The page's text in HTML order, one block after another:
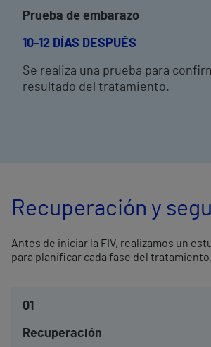
Prueba de embarazo
10-12 DÍAS DESPUÉS
Se realiza una prueba para
resultado del tratamiento.
Recuperación y
Antes de iniciar la FIV, realizamos un
para planificar cada fase del tratamiento.
01
Recuperación